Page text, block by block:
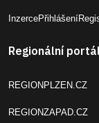
InzercePřihlášení
Regionální
REGIONPLZEN.CZ
REGIONZAPAD.CZ